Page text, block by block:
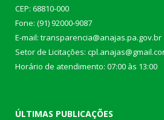
CEP: 68810-000
Fone: (91) 92000-9087
E-mail: transparencia@anajas.pa.gov.br
Setor de Licitações:
Horário de atendimento: 07:00 às 13:00
ÚLTIMAS PUBLICAÇÕES